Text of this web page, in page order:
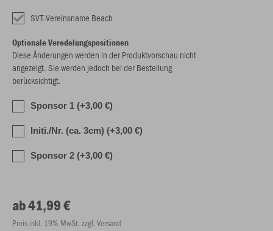
SVT-Vereinsname Beach
Optionale Veredelungspositionen
Diese Änderungen werden in der Produktvorschau nicht
angezeigt. Sie werden jedoch bei der Bestellung
berücksichtigt.
Sponsor 1 (+3,00 €)
Initi./Nr. (ca. 3cm) (+3,00 €)
Sponsor 2 (+3,00 €)
ab 41,99 €
Preis inkl. 19% MwSt. zzgl. Versand